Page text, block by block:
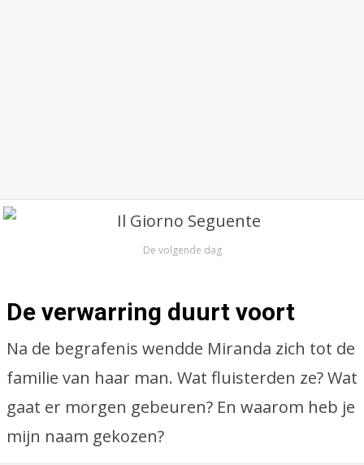
De volgende dag
De verwarring duurt voort
Na de begrafenis wendde Miranda zich tot de
familie van haar man. Wat fluisterden ze? Wat
gaat er morgen gebeuren? En waarom heb je
mijn naam gekozen?